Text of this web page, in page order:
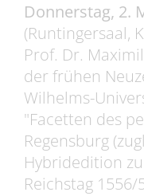
Donnerstag, 2.
(Runtingersaal,
Prof. Dr.
der frühen
Wilhelms-
"Facetten des
Regensburg
Hybridedition
Reichstag 1556/